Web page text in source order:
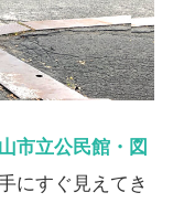
市立公民館・図
にすぐ見えてき